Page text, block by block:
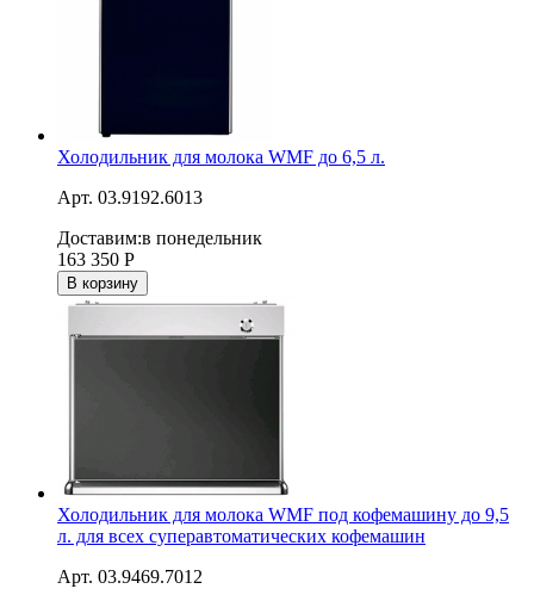
Холодильник для молока WMF до 6,5 л.
Арт. 03.9192.6013
Доставим:в понедельник
163 350 Р
В корзину
Холодильник для молока WMF под кофемашину до 9,5
л. для всех суперавтоматических кофемашин
Арт. 03.9469.7012